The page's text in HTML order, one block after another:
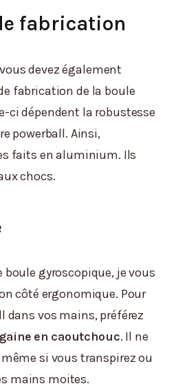
fabrication
devez également
fabrication de la boule
ci dépendent la robustesse
powerball. Ainsi,
faits en aluminium. Ils
chocs.
gyroscopique, je vous
côté ergonomique. Pour
dans vos mains, préférez
en caoutchouc. Il ne
si vous transpirez ou
mains moites.